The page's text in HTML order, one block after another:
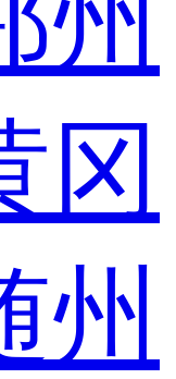
冈
州